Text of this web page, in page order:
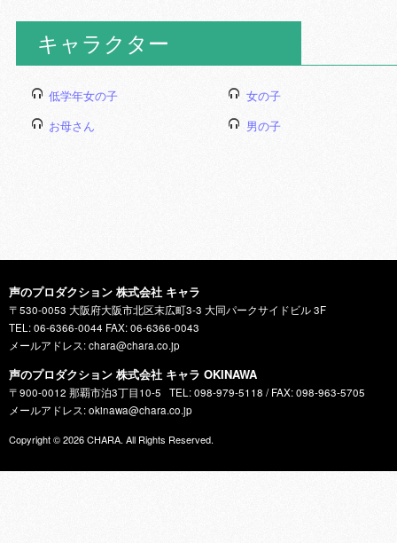
キャラクター
低学年女の子
女の子
お母さん
男の子
声のプロダクション 株式会社 キャラ
〒530-0053 大阪府大阪市北区末広町3-3 大同パークサイドビル 3F
TEL: 06-6366-0044 FAX: 06-6366-0043
メールアドレス: chara@chara.co.jp
声のプロダクション 株式会社 キャラ OKINAWA
〒900-0012 那覇市泊3丁目10-5
TEL: 098-979-5118 / FAX: 098-963-5705
メールアドレス: okinawa@chara.co.jp
Copyright © 2026CHARA. All Rights Reserved.